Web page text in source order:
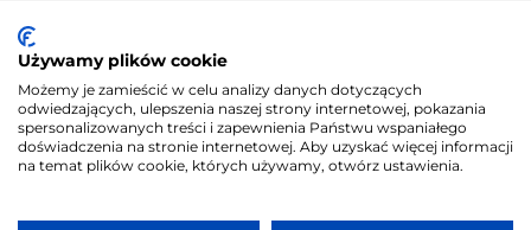
PRIME MMA
Żużlowa Ekstraliga
Speedway Grand Prix
Skoki narciarskie
Używamy plików cookie
Możemy je zamieścić w celu analizy danych dotyczących
odwiedzających, ulepszenia naszej strony internetowej, pokazania
spersonalizowanych treści i zapewnienia Państwu wspaniałego
doświadczenia na stronie internetowej. Aby uzyskać więcej informacji
na temat plików cookie, których używamy, otwórz ustawienia.